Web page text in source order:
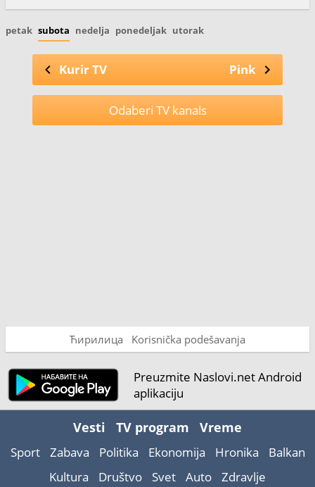
petak subota nedelja ponedeljak utorak
Kurir TV Pink
Odaberi TV kanals
Ћирилица Korisnička podešavanja
Preuzmite Naslovi.net Android
aplikaciju
Vesti TV program Vreme
Sport Zabava Politika Ekonomija Hronika
Balkan
Kultura
Društvo Svet Auto Zdravlje